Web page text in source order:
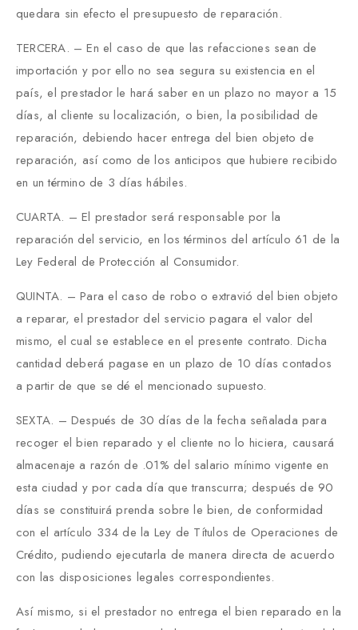
quedara sin efecto el presupuesto de reparación.
TERCERA. – En el caso de que las refacciones sean de
importación y por ello no sea segura su existencia en el
país, el prestador le hará saber en un plazo no mayor a 15
días, al cliente su localización, o bien, la posibilidad de
reparación, debiendo hacer entrega del bien objeto de
reparación, así como de los anticipos que hubiere recibido
en un término de 3 días hábiles.
CUARTA. – El prestador será responsable por la
reparación del servicio, en los términos del artículo 61 de la
Ley Federal de Protección al Consumidor.
QUINTA. – Para el caso de robo o extravió del bien objeto
a reparar, el prestador del servicio pagara el valor del
mismo, el cual se establece en el presente contrato. Dicha
cantidad deberá pagase en un plazo de 10 días contados
a partir de que se dé el mencionado supuesto.
SEXTA. – Después de 30 días de la fecha señalada para
recoger el bien reparado y el cliente no lo hiciera, causará
almacenaje a razón de .01% del salario mínimo vigente en
esta ciudad y por cada día que transcurra; después de 90
días se constituirá prenda sobre le bien, de conformidad
con el artículo 334 de la Ley de Títulos de Operaciones de
Crédito, pudiendo ejecutarla de manera directa de acuerdo
con las disposiciones legales correspondientes.
Así mismo, si el prestador no entrega el bien reparado en la